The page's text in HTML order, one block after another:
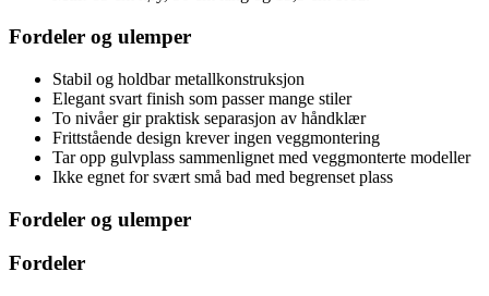
Fordeler og ulemper
Stabil og holdbar metallkonstruksjon
Elegant svart finish som passer mange stiler
To nivåer gir praktisk separasjon av håndklær
Frittstående design krever ingen veggmontering
Tar opp gulvplass sammenlignet med veggmonterte modeller
Ikke egnet for svært små bad med begrenset plass
Fordeler og ulemper
Fordeler